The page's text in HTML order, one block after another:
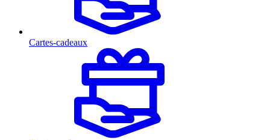
Cartes-cadeaux